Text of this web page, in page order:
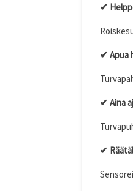
✔
✔ Apua
✔ Aina
✔